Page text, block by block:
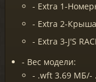
- Extra 1-
- Extra 2-
- Extra 3-J'S
- Вес модели:
- .wft 3.69 МБ/-